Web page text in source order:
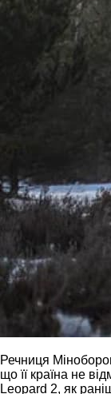
Речниця
що її країна не
Leopard 2, як